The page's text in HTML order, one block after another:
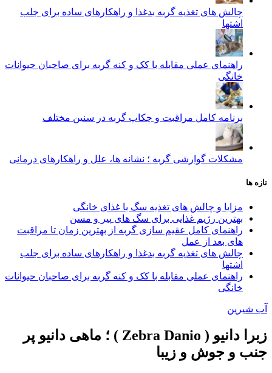
چالش‌ های تغذیه گربه بدغذا و راهکارهای ساده برای جلب
اشتها
راهنمای عملی مقابله با کک و کنه گربه برای صاحبان حیوانات
خانگی
برنامه کامل مراقبت و چکاپ گربه در سنین مختلف
مشکلات گوارشی گربه ؛ نشانه‌ ها، علل و راهکارهای درمانی
تازه ها
مزایا و چالش‌ های تغذیه سگ با غذای خانگی
بهترین رژیم غذایی برای سگ‌ های پیر و مسن
راهنمای کامل عقیم سازی گربه از بهترین زمان تا مراقبت‌
های بعد از عمل
چالش‌ های تغذیه گربه بدغذا و راهکارهای ساده برای جلب
اشتها
راهنمای عملی مقابله با کک و کنه گربه برای صاحبان حیوانات
خانگی
آب شیرین
زبرا دانیو ( Zebra Danio ) ؛ ماهی دانیو پر
جنب و جوش و زیبا